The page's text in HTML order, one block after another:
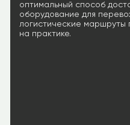
оптимальный способ
оборудование для
логистические
на практике.